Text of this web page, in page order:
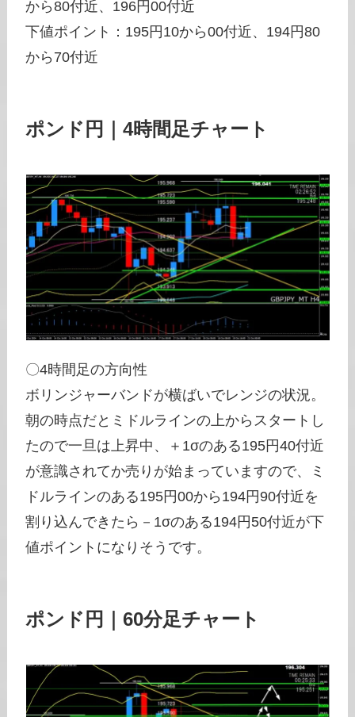
から80付近、196円00付近
下値ポイント：195円10から00付近、194円80
から70付近
ポンド円｜4時間足チャート
〇4時間足の方向性
ボリンジャーバンドが横ばいでレンジの状況。
朝の時点だとミドルラインの上からスタートし
たので一旦は上昇中、＋1σのある195円40付近
が意識されてか売りが始まっていますので、ミ
ドルラインのある195円00から194円90付近を
割り込んできたら－1σのある194円50付近が下
値ポイントになりそうです。
ポンド円｜60分足チャート